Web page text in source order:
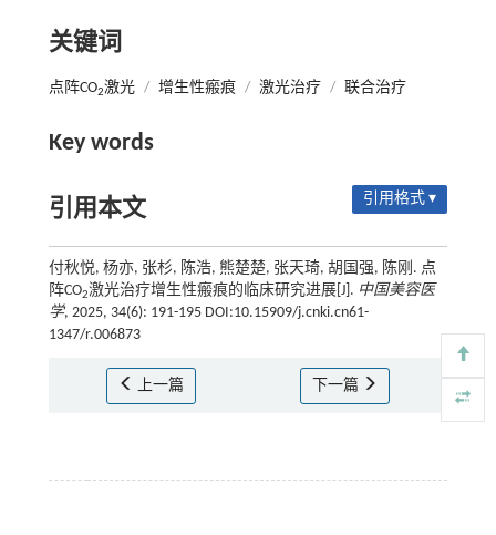
关键词
点阵CO2激光 / 增生性瘢痕 / 激光治疗 / 联合治疗
Key words
引用本文 引用格式 ▾
付秋悦, 杨亦, 张杉, 陈浩, 熊楚楚, 张天琦, 胡国强, 陈刚. 点
阵CO2激光治疗增生性瘢痕的临床研究进展[J]. 中国美容医
学, 2025, 34(6): 191-195 DOI:10.15909/j.cnki.cn61-
1347/r.006873
上一篇 下一篇